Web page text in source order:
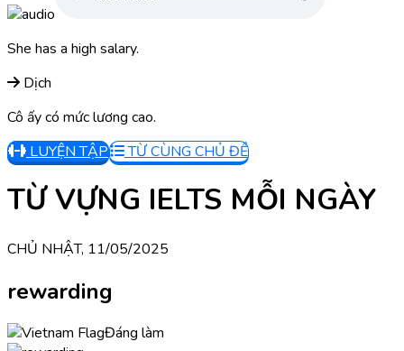
She has a high salary.
Dịch
Cô ấy có mức lương cao.
LUYỆN TẬP
TỪ CÙNG CHỦ ĐỀ
TỪ VỰNG IELTS MỖI NGÀY
CHỦ NHẬT, 11/05/2025
rewarding
Đáng làm